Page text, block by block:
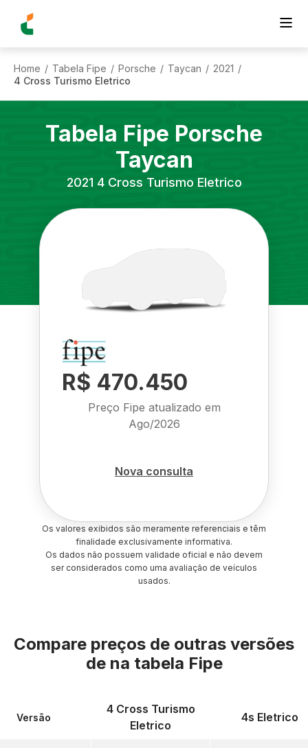
Home / Tabela Fipe / Porsche / Taycan / 2021 /
4 Cross Turismo Eletrico
Tabela Fipe Porsche
Taycan
2021 4 Cross Turismo Eletrico
R$ 470.450
Preço Fipe atualizado em
Ago/2026
Nova consulta
Os valores exibidos são meramente referenciais e têm
finalidade exclusivamente informativa.
Os dados não possuem validade oficial e não devem
ser considerados como uma avaliação de veículos
usados.
Compare preços de outras versões
de na tabela Fipe
Versão
4 Cross Turismo
Eletrico
4s Eletrico